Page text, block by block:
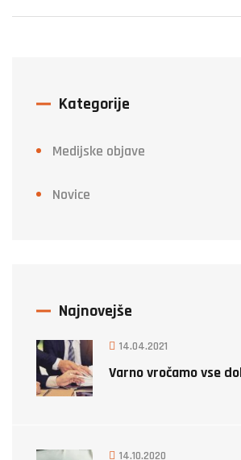
Kategorije
Medijske objave
Novice
Najnovejše
14.04.2021
Varno vročamo vse
14.10.2020